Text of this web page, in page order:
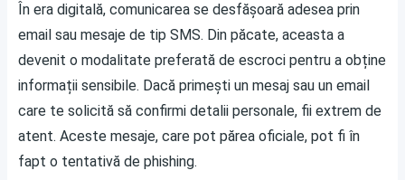
În era digitală, comunicarea se desfășoară adesea prin
email sau mesaje de tip SMS. Din păcate, aceasta a
devenit o modalitate preferată de escroci pentru a obține
informații sensibile. Dacă primești un mesaj sau un email
care te solicită să confirmi detalii personale, fii extrem de
atent. Aceste mesaje, care pot părea oficiale, pot fi în
fapt o tentativă de phishing.